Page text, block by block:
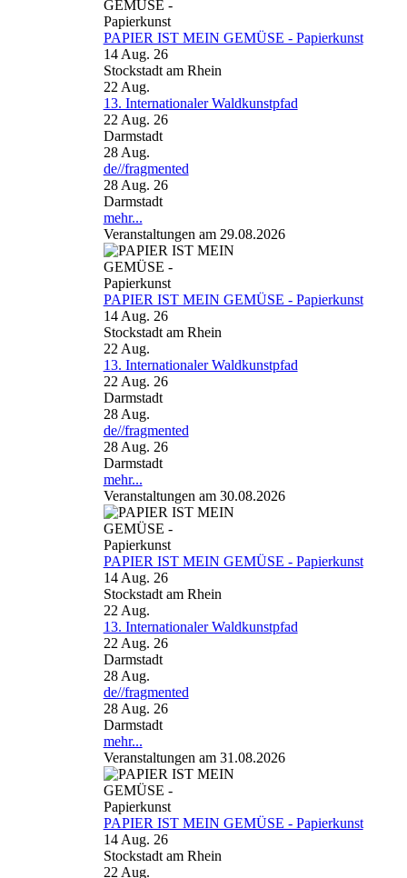
PAPIER IST MEIN GEMÜSE - Papierkunst
14 Aug. 26
Stockstadt am Rhein
22 Aug.
13. Internationaler Waldkunstpfad
22 Aug. 26
Darmstadt
28 Aug.
de//fragmented
28 Aug. 26
Darmstadt
mehr...
Veranstaltungen am 29.08.2026
PAPIER IST MEIN GEMÜSE - Papierkunst
14 Aug. 26
Stockstadt am Rhein
22 Aug.
13. Internationaler Waldkunstpfad
22 Aug. 26
Darmstadt
28 Aug.
de//fragmented
28 Aug. 26
Darmstadt
mehr...
Veranstaltungen am 30.08.2026
PAPIER IST MEIN GEMÜSE - Papierkunst
14 Aug. 26
Stockstadt am Rhein
22 Aug.
13. Internationaler Waldkunstpfad
22 Aug. 26
Darmstadt
28 Aug.
de//fragmented
28 Aug. 26
Darmstadt
mehr...
Veranstaltungen am 31.08.2026
PAPIER IST MEIN GEMÜSE - Papierkunst
14 Aug. 26
Stockstadt am Rhein
22 Aug.